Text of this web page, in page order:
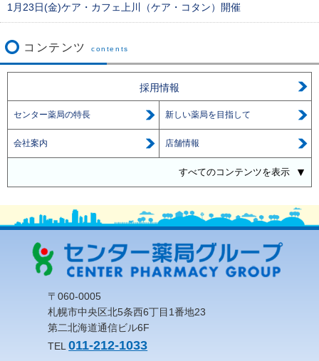
1月23日(金)ケア・カフェ上川（ケア・コタン）開催
コンテンツ contents
採用情報
センター薬局の特長 新しい薬局を目指して
会社案内 店舗情報
すべてのコンテンツを表示
〒060-0005
札幌市中央区北5条西6丁目1番地23
第二北海道通信ビル6F
TEL011-212-1033